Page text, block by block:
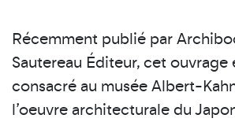
Récemment publié par
Sautereau Éditeur, cet
consacré au musée Albert-
l’oeuvre architecturale du